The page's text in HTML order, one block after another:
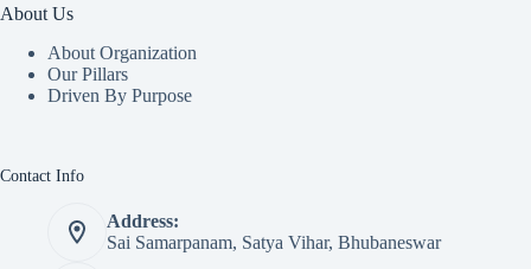
About Us
About Organization
Our Pillars
Driven By Purpose​
Contact Info
Address:
Sai Samarpanam, Satya Vihar, Bhubaneswar